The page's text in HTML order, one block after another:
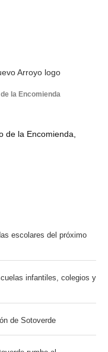
la Encomienda
de la Encomienda,
escolares del próximo
infantiles, colegios y
de Sotoverde